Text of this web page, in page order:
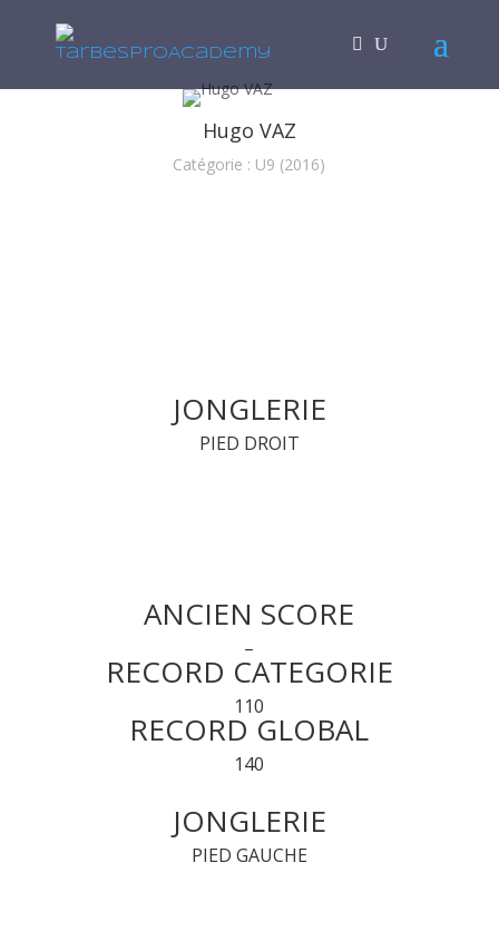
Hugo VAZ
Catégorie : U9 (2016)
JONGLERIE
PIED DROIT
ANCIEN SCORE
–
RECORD CATEGORIE
110
RECORD GLOBAL
140
JONGLERIE
PIED GAUCHE